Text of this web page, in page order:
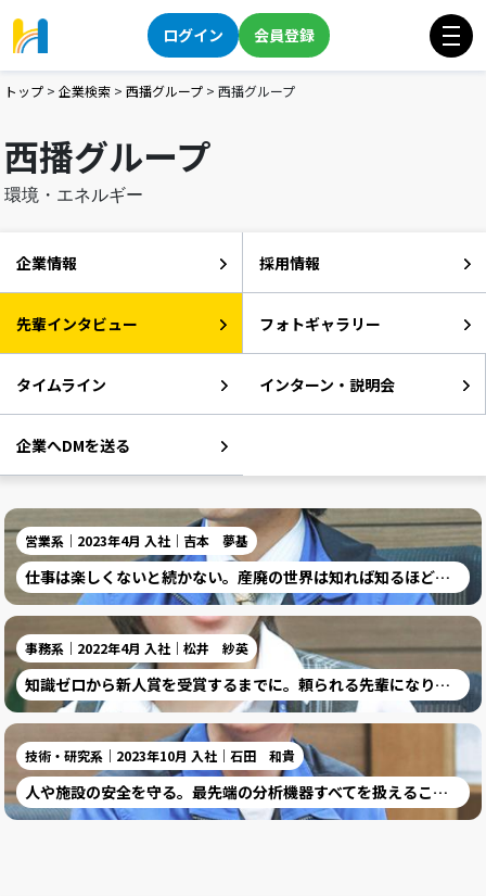
ログイン 会員登録
トップ > 企業検索 > 西播グループ > 西播グループ
西播グループ
環境・エネルギー
企業情報 採用情報
先輩インタビュー フォトギャラリー
タイムライン インターン・説明会
企業へDMを送る
営業系｜2023年4月 入社｜吉本 夢基
仕事は楽しくないと続かない。産廃の世界は知れば知るほど面白いです。
事務系｜2022年4月 入社｜松井 紗英
知識ゼロから新人賞を受賞するまでに。頼られる先輩になりたい。
技術・研究系｜2023年10月 入社｜石田 和貴
人や施設の安全を守る。最先端の分析機器すべてを扱えることが魅力です。